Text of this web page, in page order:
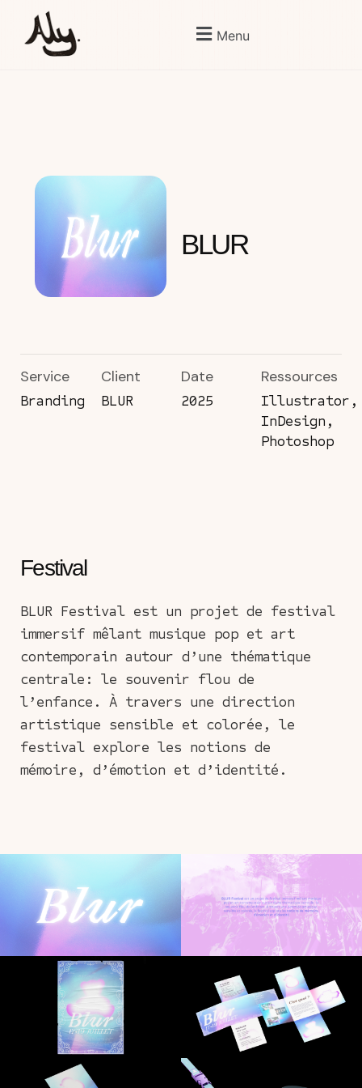
Menu
BLUR
Service
Branding
Client
BLUR
Date
2025
Ressources
Illustrator,
InDesign,
Photoshop
Festival
BLUR Festival est un projet de festival
immersif mêlant musique pop et art
contemporain autour d’une thématique
centrale: le souvenir flou de
l’enfance. À travers une direction
artistique sensible et colorée, le
festival explore les notions de
mémoire, d’émotion et d’identité.